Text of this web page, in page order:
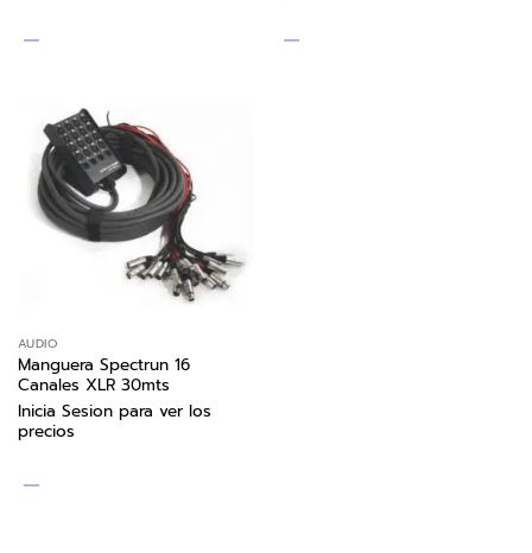
AUDIO
Manguera Spectrun 16
Canales XLR 30mts
Inicia Sesion para ver los
precios